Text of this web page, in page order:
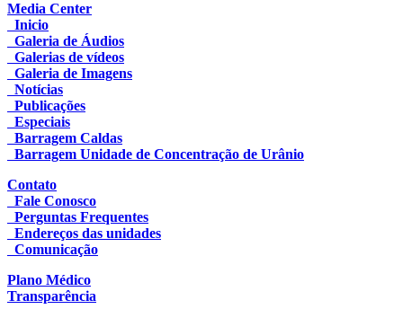
Media Center
Inicio
Galeria de Áudios
Galerias de vídeos
Galeria de Imagens
Notícias
Publicações
Especiais
Barragem Caldas
Barragem Unidade de Concentração de Urânio
Contato
Fale Conosco
Perguntas Frequentes
Endereços das unidades
Comunicação
Plano Médico
Transparência